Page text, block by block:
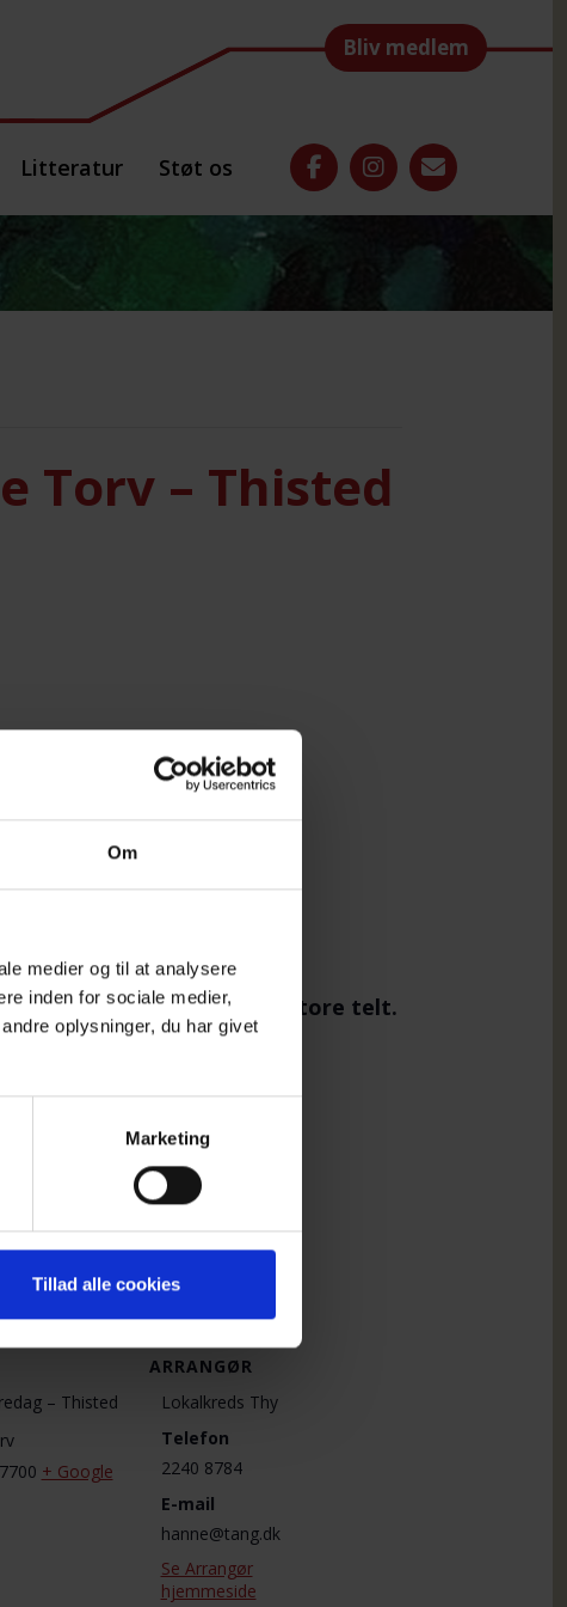
Om
medier og til at analysere
inden for sociale medier,
oplysninger, du har givet
Marketing
Tillad alle cookies
Bliv medlem
Litteratur Støt os
Torv – Thisted
Thy, har en stand i det store telt.
snak!
– Thisted
7700 + Google
ARRANGØR
Lokalkreds Thy
Telefon
2240 8784
E-mail
hanne@tang.dk
Se Arrangør
hjemmeside